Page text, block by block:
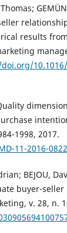
results
10.1016/
1998, 2017.
11-2016-0822
BEJOU,
buyer-
v. 28, n.